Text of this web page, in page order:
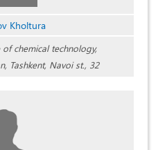
Kholtura
chemical technology,
Tashkent, Navoi st., 32